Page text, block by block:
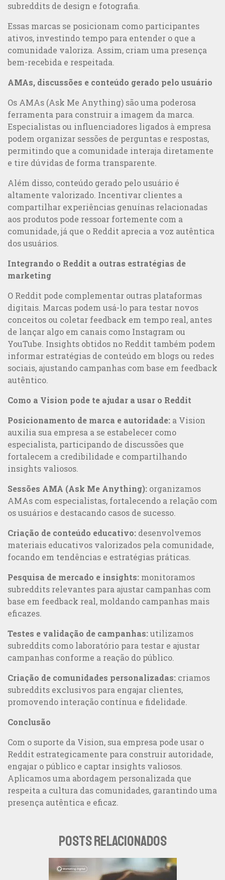
subreddits de design e fotografia.
Essas marcas se posicionam como participantes
ativos, investindo tempo para entender o que a
comunidade valoriza. Assim, criam uma presença
bem-recebida e respeitada.
AMAs, discussões e conteúdo gerado pelo usuário
Os AMAs (Ask Me Anything) são uma poderosa
ferramenta para construir a imagem da marca.
Especialistas ou influenciadores ligados à empresa
podem organizar sessões de perguntas e respostas,
permitindo que a comunidade interaja diretamente
e tire dúvidas de forma transparente.
Além disso, conteúdo gerado pelo usuário é
altamente valorizado. Incentivar clientes a
compartilhar experiências genuínas relacionadas
aos produtos pode ressoar fortemente com a
comunidade, já que o Reddit aprecia a voz autêntica
dos usuários.
Integrando o Reddit a outras estratégias de
marketing
O Reddit pode complementar outras plataformas
digitais. Marcas podem usá-lo para testar novos
conceitos ou coletar feedback em tempo real, antes
de lançar algo em canais como Instagram ou
YouTube. Insights obtidos no Reddit também podem
informar estratégias de conteúdo em blogs ou redes
sociais, ajustando campanhas com base em feedback
autêntico.
Como a Vision pode te ajudar a usar o Reddit
Posicionamento de marca e autoridade: a Vision
auxilia sua empresa a se estabelecer como
especialista, participando de discussões que
fortalecem a credibilidade e compartilhando
insights valiosos.
Sessões AMA (Ask Me Anything): organizamos
AMAs com especialistas, fortalecendo a relação com
os usuários e destacando casos de sucesso.
Criação de conteúdo educativo: desenvolvemos
materiais educativos valorizados pela comunidade,
focando em tendências e estratégias práticas.
Pesquisa de mercado e insights: monitoramos
subreddits relevantes para ajustar campanhas com
base em feedback real, moldando campanhas mais
eficazes.
Testes e validação de campanhas:utilizamos
subreddits como laboratório para testar e ajustar
campanhas conforme a reação do público.
Criação de comunidades personalizadas: criamos
subreddits exclusivos para engajar clientes,
promovendo interação contínua e fidelidade.
Conclusão
Com o suporte da Vision, sua empresa pode usar o
Reddit estrategicamente para construir autoridade,
engajar o público e captar insights valiosos.
Aplicamos uma abordagem personalizada que
respeita a cultura das comunidades, garantindo uma
presença autêntica e eficaz.
POSTS RELACIONADOS